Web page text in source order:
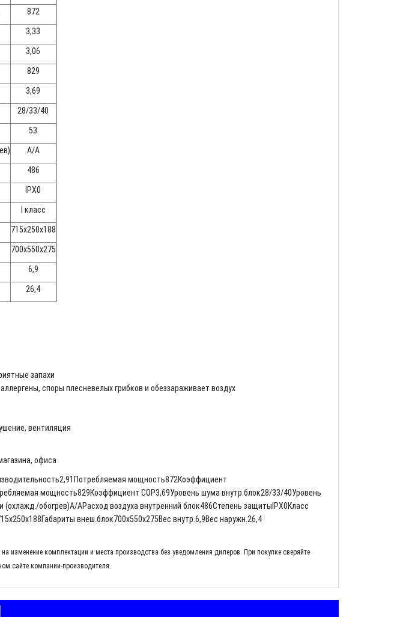
872
3,33
3,06
829
3,69
28/33/40
53
A/A
486
IPX0
I класс
715x250x188
700x550x275
6,9
26,4
запахи
споры плесневелых грибков и обеззараживает воздух
вентиляция
офиса
мощность872Коэффициент
мощность829Коэффициент СОР3,69Уровень шума внутр.блок28/33/40Уровень
обогрев)A/AРасход воздуха внутренний блок486Степень защитыIPX0Класс
внеш.блок700x550x275Вес внутр.6,9Вес наружн.26,4
изменение комплектации и места производства без уведомления дилеров. При покупке сверяйте
сайте компании-производителя.